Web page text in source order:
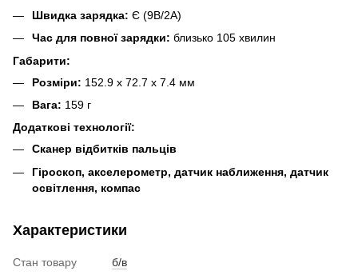
Швидка зарядка: Є (9В/2А)
Час для повної зарядки: близько 105 хвилин
Габарити:
Розміри: 152.9 x 72.7 x 7.4 мм
Вага: 159 г
Додаткові технології:
Сканер відбитків пальців
Гіроскоп, акселерометр, датчик наближення, датчик
освітлення, компас
Характеристики
Стан товару
б/в